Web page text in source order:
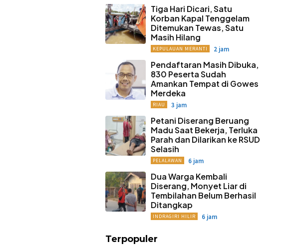
Tiga Hari Dicari, Satu
Korban Kapal Tenggelam
Ditemukan Tewas, Satu
Masih Hilang
KEPULAUAN MERANTI 2 jam
Pendaftaran Masih Dibuka,
830 Peserta Sudah
Amankan Tempat di Gowes
Merdeka
RIAU 3 jam
Petani Diserang Beruang
Madu Saat Bekerja, Terluka
Parah dan Dilarikan ke RSUD
Selasih
PELALAWAN 6 jam
Dua Warga Kembali
Diserang, Monyet Liar di
Tembilahan Belum Berhasil
Ditangkap
INDRAGIRI HILIR 6 jam
Terpopuler